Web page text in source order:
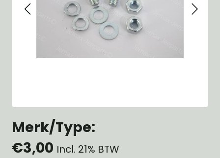
Merk/Type:
€3,00 Incl. 21% BTW